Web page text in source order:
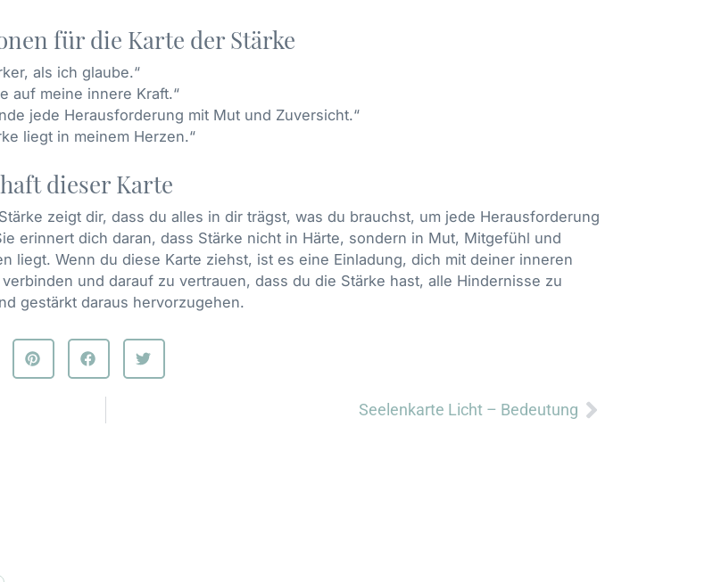
für die Karte der Stärke
als ich glaube.“
auf meine innere Kraft.“
jede Herausforderung mit Mut und Zuversicht.“
liegt in meinem Herzen.“
dieser Karte
zeigt dir, dass du alles in dir trägst, was du brauchst, um jede Herausforderung
erinnert dich daran, dass Stärke nicht in Härte, sondern in Mut, Mitgefühl und
liegt. Wenn du diese Karte ziehst, ist es eine Einladung, dich mit deiner inneren
und darauf zu vertrauen, dass du die Stärke hast, alle Hindernisse zu
gestärkt daraus hervorzugehen.
Seelenkarte Licht – Bedeutung Nächster